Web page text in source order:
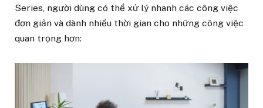
Series, người dùng có thể xử lý nhanh các công việc
đơn giản và dành nhiều thời gian cho những công việc
quan trọng hơn: